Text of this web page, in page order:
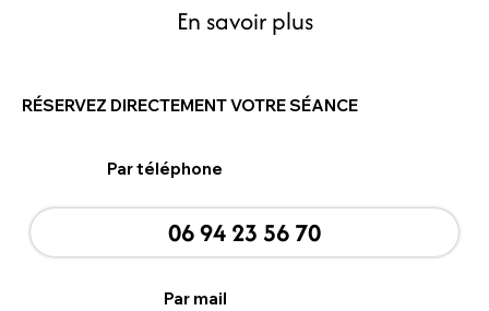
En savoir plus
Par mail
06 94 23 56 70
Par téléphone
RÉSERVEZ DIRECTEMENT VOTRE SÉANCE